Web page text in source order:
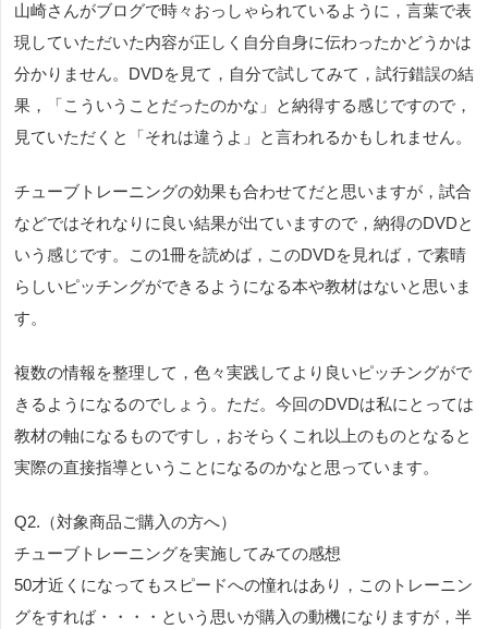
山崎さんがブログで時々おっしゃられているように，言葉で表
現していただいた内容が正しく自分自身に伝わったかどうかは
分かりません。DVDを見て，自分で試してみて，試行錯誤の結
果，「こういうことだったのかな」と納得する感じですので，
見ていただくと「それは違うよ」と言われるかもしれません。
チューブトレーニングの効果も合わせてだと思いますが，試合
などではそれなりに良い結果が出ていますので，納得のDVDと
いう感じです。この1冊を読めば，このDVDを見れば，で素晴
らしいピッチングができるようになる本や教材はないと思いま
す。
複数の情報を整理して，色々実践してより良いピッチングがで
きるようになるのでしょう。ただ。今回のDVDは私にとっては
教材の軸になるものですし，おそらくこれ以上のものとなると
実際の直接指導ということになるのかなと思っています。
Q2.（対象商品ご購入の方へ）
チューブトレーニングを実施してみての感想
50才近くになってもスピードへの憧れはあり，このトレーニン
グをすれば・・・・という思いが購入の動機になりますが，半